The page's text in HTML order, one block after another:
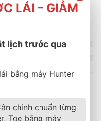
tự
LÁI – GIẢM
lịch trước qua
bằng máy Hunter
chỉnh chuẩn từng
Toe bằng máy